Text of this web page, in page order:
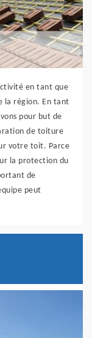
en tant que
la région. En tant
pour but de
de toiture
votre toit. Parce
la protection du
de
peut